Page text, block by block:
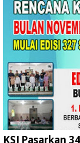
KSJ Pasarkan